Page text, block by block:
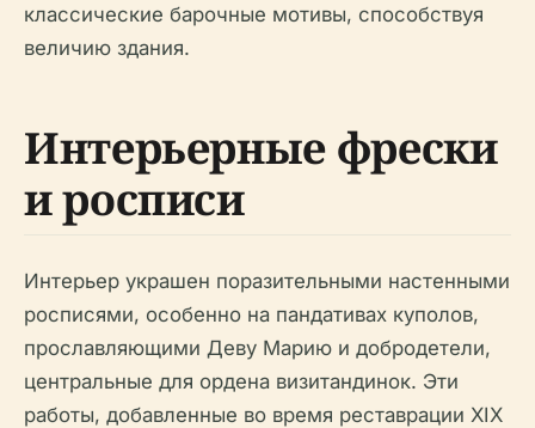
классические барочные мотивы, способствуя
величию здания.
Интерьерные фрески
и росписи
Интерьер украшен поразительными настенными
росписями, особенно на пандативах куполов,
прославляющими Деву Марию и добродетели,
центральные для ордена визитандинок. Эти
работы, добавленные во время реставрации XIX